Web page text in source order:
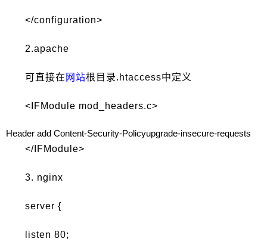
</configuration>
2.apache
可直接在 网站根目录.htaccess中定义
<IFModule mod_headers.c>
Header add Content-Security-Policyupgrade-insecure-requests
</IFModule>
3. nginx
server {
listen 80;